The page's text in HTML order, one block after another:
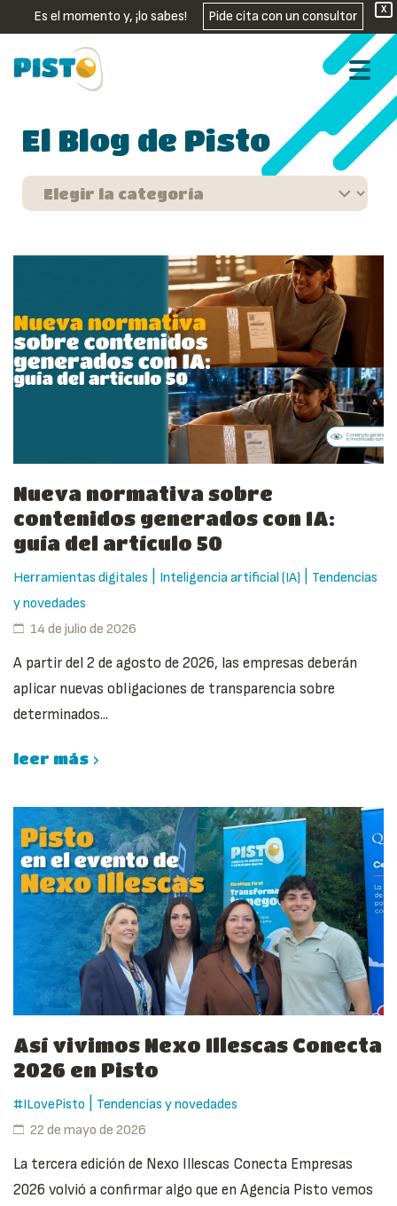
X
Es el momento y, ¡lo sabes! Pide cita con un consultor
El Blog de Pisto
Nueva normativa sobre
contenidos generados con IA:
guía del artículo 50
Herramientas digitales Inteligencia artificial (IA)
Tendencias
y novedades
14 de julio de 2026
A partir del 2 de agosto de 2026, las empresas deberán
aplicar nuevas obligaciones de transparencia sobre
determinados...
leer más
Así vivimos Nexo Illescas Conecta
2026 en Pisto
#ILovePisto
Tendencias y novedades
22 de mayo de 2026
La tercera edición de Nexo Illescas Conecta Empresas
2026 volvió a confirmar algo que en Agencia Pisto vemos